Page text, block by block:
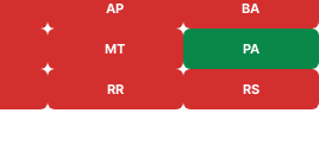
AP BA
MT PA
RR RS